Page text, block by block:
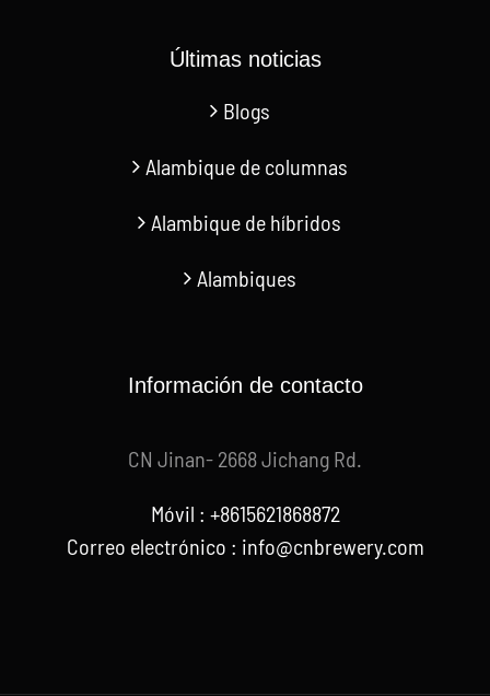
Últimas noticias
Blogs
Alambique de columnas
Alambique de híbridos
Alambiques
Información de contacto
CN Jinan- 2668 Jichang Rd.
Móvil : +8615621868872
Correo electrónico : info@cnbrewery.com